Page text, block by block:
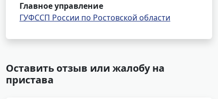
Главное управление
ГУФССП России по Ростовской области
Оставить отзыв или жалобу на
пристава